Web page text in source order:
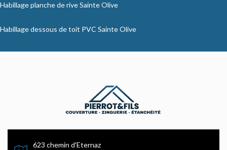
Habillage planche de rive Sainte Olive
Habillage dessous de toit PVC Sainte Olive
623 chemin d'Eternaz